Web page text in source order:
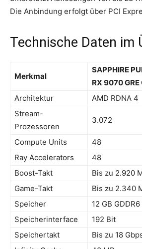
Die Anbindung erfolgt über PCI
Technische Daten im
Merkmal
SAPPHIRE
RX 9070 GRE
Architektur
AMD RDNA 4
Stream-
Prozessoren
3.072
Compute Units
48
Ray Accelerators
48
Boost-Takt
Bis zu 2.920
Game-Takt
Bis zu 2.340
Speicher
12 GB GDDR6
Speicherinterface
192 Bit
Speichertakt
Bis zu 18